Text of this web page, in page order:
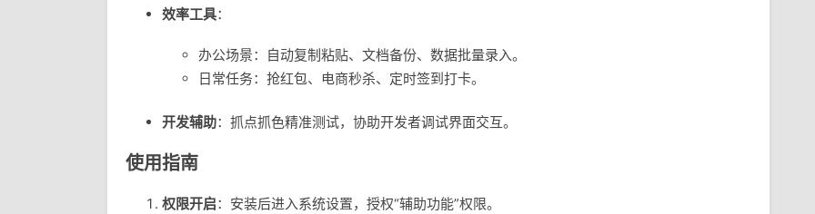
效率工具：
办公场景：自动复制粘贴、文档备份、数据批量录入。
日常任务：抢红包、电商秒杀、定时签到打卡。
开发辅助：抓点抓色精准测试，协助开发者调试界面交互。
使用指南
权限开启：安装后进入系统设置，授权“辅助功能”权限。